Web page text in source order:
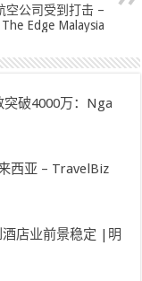
空公司受到打击 –
The Edge Malaysia
破4000万：Nga
西亚 – TravelBiz
店业前景稳定 |明